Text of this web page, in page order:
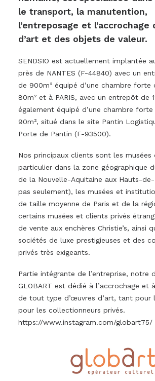
le transport, la manutention,
l’entreposage et
d’art et des objets de valeur.
SENDSIO est actuellement implantée
près de NANTES (F-44840) avec un
de 900m² équipé d’une chambre forte
80m² et à PARIS, avec un entrepôt de
également équipé d’une chambre
90m², situé dans le site Pantin
Porte de Pantin (F-93500).
Nos principaux clients sont les musées
particulier dans la zone géographique
de la Nouvelle-Aquitaine aux Hauts-de-
pas seulement), les musées et
de taille moyenne de Paris et de la
certains musées et clients privés
de vente aux enchères Christie’s, ainsi
sociétés de luxe prestigieuses et des
privés très exigeants.
Partie intégrante de l’entreprise, notre
GLOBART est dédié à l’accrochage et
de tout type d’œuvres d’art, tant pour
pour les collectionneurs privés.
https://www.instagram.com/globart75/